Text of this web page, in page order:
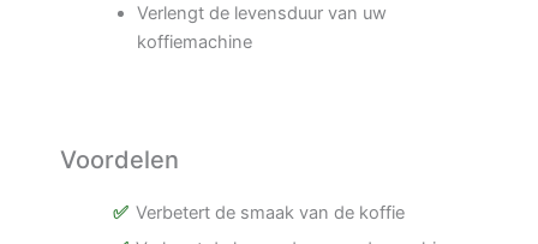
Verlengt de levensduur van uw
koffiemachine
Voordelen
Verbetert de smaak van de koffie